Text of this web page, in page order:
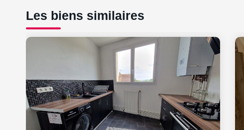
Les biens similaires